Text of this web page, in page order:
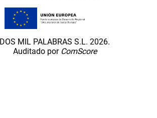
DOS MIL PALABRAS S.L. 2026.
Auditado por ComScore